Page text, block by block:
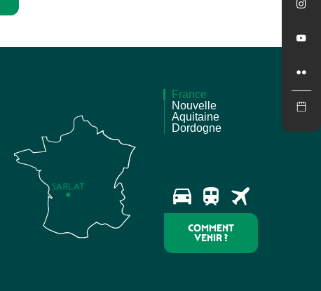
France
Nouvelle
Aquitaine
Dordogne
COMMENT
VENIR ?